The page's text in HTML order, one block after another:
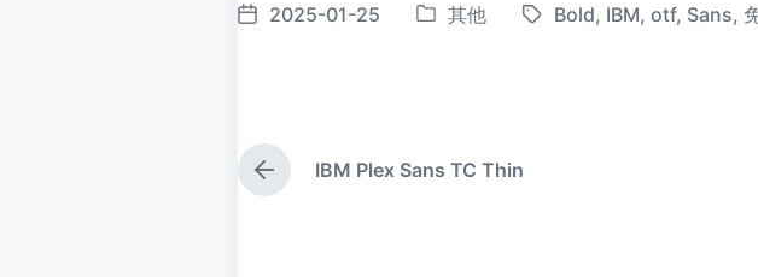
发
2025-01-25
发
其他
标
Bold, IBM,otf, Sans,
上
篇
IBM Plex Sans TC Thin